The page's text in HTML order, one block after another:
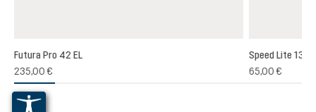
promedio de 5 de 5 estrellas
Futura Pro 42 EL
235,00 €
Speed Lite 13
65,00 €